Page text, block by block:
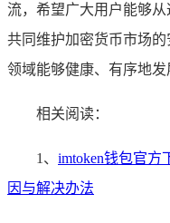
流，希望广大用户能够从
共同维护加密货币市场
领域能够健康、有序地发
相关阅读：
1、 imtoken钱包官方
因与解决办法